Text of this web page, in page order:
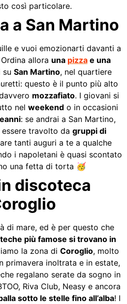
così particolare.
a San Martino
e vuoi emozionarti davanti a
allora una pizzae una
su San Martino, nel quartiere
questo è il punto più alto
mozzafiato. I giovani si
nel weekend o in occasioni
: se andrai a San Martino,
travolto da gruppi di
tanti auguri a te a qualche
i napoletani è quasi scontato
una fetta di torta 🥳
discoteca
di mare, ed è per questo che
più famose si trovano in
la zona di Coroglio, molto
primavera inoltrata e in estate,
regalano serate da sogno in
Riva Club, Neasy e ancora
sotto le stelle fino all’alba! I